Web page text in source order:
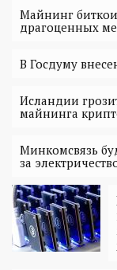
Майнинг
драгоценных
В Госдуму
Исландии
майнинга
Минкомсвязь
за